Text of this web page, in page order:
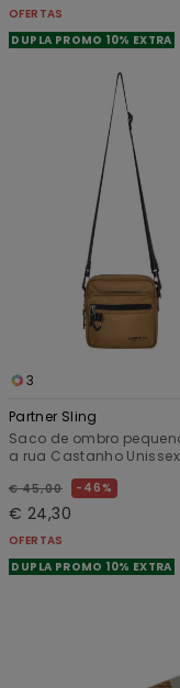
OFERTAS
DUPLA PROMO 10% EXTRA
3
Partner Sling
Saco de ombro
a rua Castanho
€ 45,00 46%
€ 24,30
OFERTAS
DUPLA PROMO 10% EXTRA